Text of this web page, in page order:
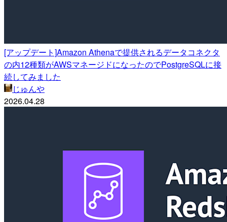
[アップデート]Amazon Athenaで提供されるデータコネクタ
の内12種類がAWSマネージドになったのでPostgreSQLに接
続してみました
じゅんや
2026.04.28